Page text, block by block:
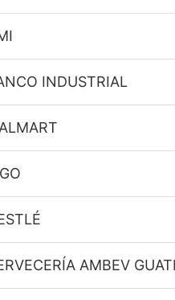
INDUSTRIAL
AMBEV